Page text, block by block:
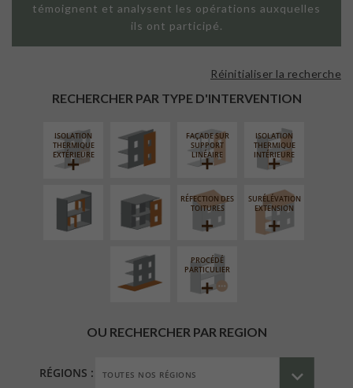
témoignent et analysent les opérations auxquelles
ils ont participé.
RECHERCHER PAR TYPE D'INTERVENTION
Réinitialiser la recherche
ISOLATION
THERMIQUE
EXTÉRIEURE
FAÇADE SUR
SUPPORT
LINÉAIRE
ISOLATION
THERMIQUE
INTÉRIEURE
RÉAMÉNAGEMENT
INTÉRIEUR
FERMETURE
LOGGIAS
RÉFECTION DES
TOITURES
SURÉLÉVATION
EXTENSION
AMÉNAGEMENT
EXTÉRIEUR
PROCÉDÉ
PARTICULIER
OU RECHERCHER PAR REGION
RÉGIONS :